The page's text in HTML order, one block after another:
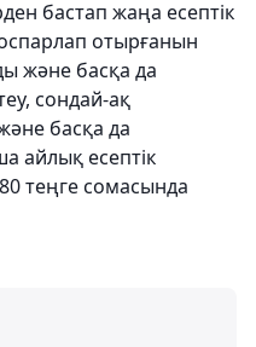
бастап жаңа есептік
отырғанын
және басқа да
сондай-ақ
басқа да
айлық есептік
теңге сомасында